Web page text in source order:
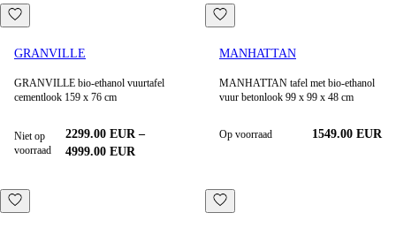
GRANVILLE
GRANVILLE bio-ethanol vuurtafel
cementlook 159 x 76 cm
Niet op
voorraad
2299.00 EUR –
4999.00 EUR
MANHATTAN
MANHATTAN tafel met bio-ethanol
vuur betonlook 99 x 99 x 48 cm
Op voorraad 1549.00 EUR